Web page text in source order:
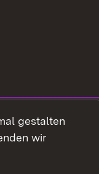
gestalten
wir